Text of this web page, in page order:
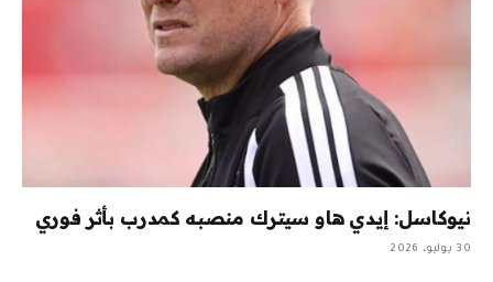
نيوكاسل: إيدي هاو سيترك منصبه كمدرب بأثر فوري
30 يوليو، 2026